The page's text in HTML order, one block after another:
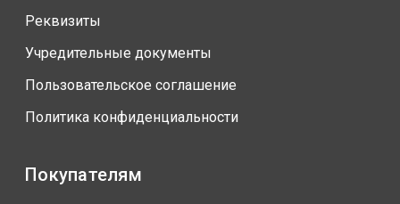
Реквизиты
Учредительные документы
Пользовательское соглашение
Политика конфиденциальности
Покупателям